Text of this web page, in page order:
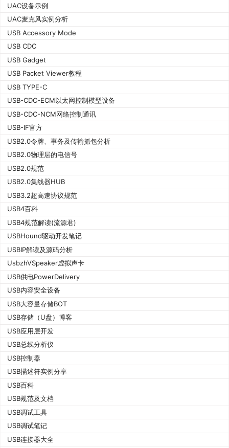
UAC设备示例
UAC麦克风实例分析
USB Accessory Mode
USB CDC
USB Gadget
USB Packet Viewer教程
USB TYPE-C
USB-CDC-ECM以太网控制模型设备
USB-CDC-NCM网络控制通讯
USB-IF官方
USB2.0令牌、事务及传输抓包分析
USB2.0物理层的电信号
USB2.0规范
USB2.0集线器HUB
USB3.2超高速协议规范
USB4百科
USB4规范解读(流源君)
USBHound驱动开发笔记
USBIP解读及源码分析
UsbzhVSpeaker虚拟声卡
USB供电PowerDelivery
USB内容安全设备
USB大容量存储BOT
USB存储（U盘）博客
USB应用层开发
USB总线分析仪
USB控制器
USB描述符实例分享
USB百科
USB规范及文档
USB调试工具
USB调试笔记
USB连接器大全